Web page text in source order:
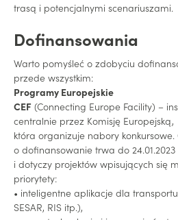
trasą i potencjalnymi scenariuszami.
Dofinansowania
Warto pomyśleć o zdobyciu
przede wszystkim:
Programy Europejskie
CEF (Connecting Europe Facility) –
centralnie przez Komisję Europejską,
która organizuje nabory
o dofinansowanie trwa do 24.01.2023
i dotyczy projektów wpisujących się
priorytety:
• inteligentne aplikacje dla transportu
SESAR, RIS itp.),